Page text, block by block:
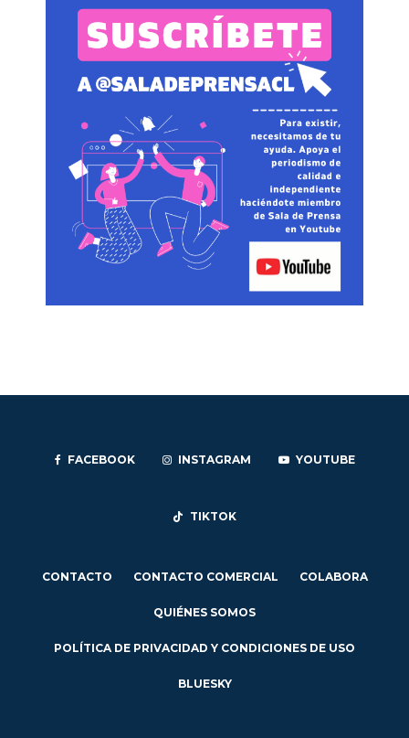
FACEBOOK INSTAGRAM YOUTUBE
TIKTOK
CONTACTO CONTACTO COMERCIAL COLABORA
QUIÉNES SOMOS
POLÍTICA DE PRIVACIDAD Y CONDICIONES DE USO
BLUESKY